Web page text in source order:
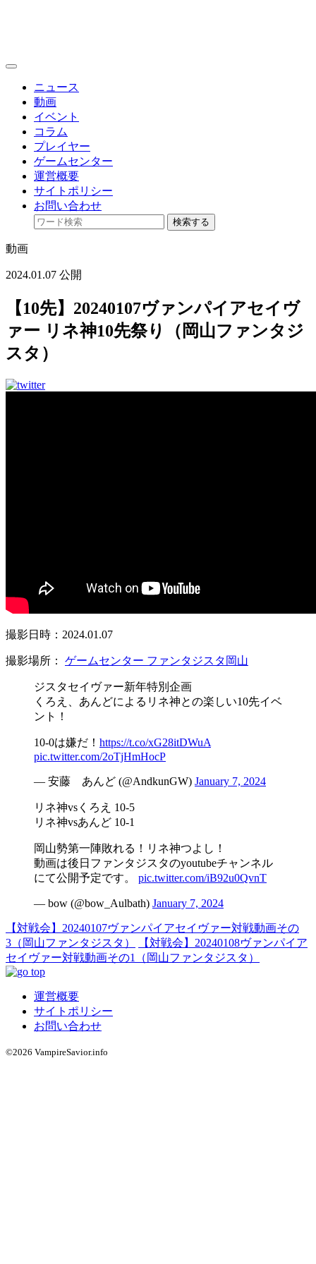
toggle
ニュース
動画
イベント
コラム
プレイヤー
ゲームセンター
運営概要
サイトポリシー
お問い合わせ
検索する
動画
2024.01.07 公開
【10先】20240107ヴァンパイアセイヴ
ァー リネ神10先祭り（岡山ファンタジ
スタ）
撮影日時：2024.01.07
撮影場所： ゲームセンター ファンタジスタ岡山
ジスタセイヴァー新年特別企画
くろえ、あんどによるリネ神との楽しい10先イベ
ント！
10-0は嫌だ！ https://t.co/xG28itDWuA
pic.twitter.com/2oTjHmHocP
— 安藤 あんど (@AndkunGW) January 7, 2024
リネ神vsくろえ 10-5
リネ神vsあんど 10-1
岡山勢第一陣敗れる！リネ神つよし！
動画は後日ファンタジスタのyoutubeチャンネル
にて公開予定です。 pic.twitter.com/iB92u0QvnT
— bow (@bow_Aulbath) January 7, 2024
【対戦会】20240107ヴァンパイアセイヴァー対戦動画その
3（岡山ファンタジスタ）
【対戦会】20240108ヴァンパイア
セイヴァー対戦動画その1（岡山ファンタジスタ）
運営概要
サイトポリシー
お問い合わせ
©2026 VampireSavior.info